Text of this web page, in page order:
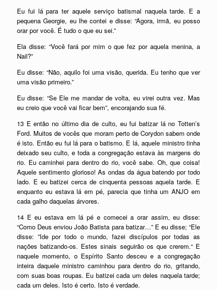
Eu fui lá para ter aquele serviço batismal naquela tarde. E a
pequena Georgie, eu lhe contei e disse: “Agora, irmã, eu posso
orar por você. É tudo o que eu sei.”
Ela disse: “Você fará por mim o que fez por aquela menina, a
Nail?”
Eu disse: “Não, aquilo foi uma visão, querida. Eu tenho que ver
uma visão primeiro.”
Eu disse: “Se Ele me mandar de volta, eu virei outra vez. Mas
eu creio que você vai ficar bem”, encorajando sua fé.
13 E então no último dia de culto, eu fui batizar lá no Totten’s
Ford. Muitos de vocês que moram perto de Corydon sabem onde
é isto. Então eu fui lá para o batismo. E lá, aquele ministro tinha
deixado seu culto, e toda a congregação estava às margens do
rio. Eu caminhei para dentro do rio, você sabe. Oh, que coisa!
Aquele sentimento glorioso! As ondas da água batendo por todo
lado. E eu batizei cerca de cinquenta pessoas aquela tarde. E
enquanto eu estava lá em pé, parecia que tinha um ANJO em
cada galho daquelas árvores.
14 E eu estava em lá pé e comecei a orar assim, eu disse:
“Como Deus enviou João Batista para batizar…” E eu disse; “Ele
disse: ”Ide por todo o mundo, fazei discípulos por todas as
nações batizando-os. Estes sinais seguirão os que crerem.“ E
naquele momento, o Espírito Santo desceu e a congregação
inteira daquele ministro caminhou para dentro do rio, gritando,
com suas boas roupas. Eu batizei cada um deles naquela tarde;
cada um deles. Isto é certo. Isto é verdade.